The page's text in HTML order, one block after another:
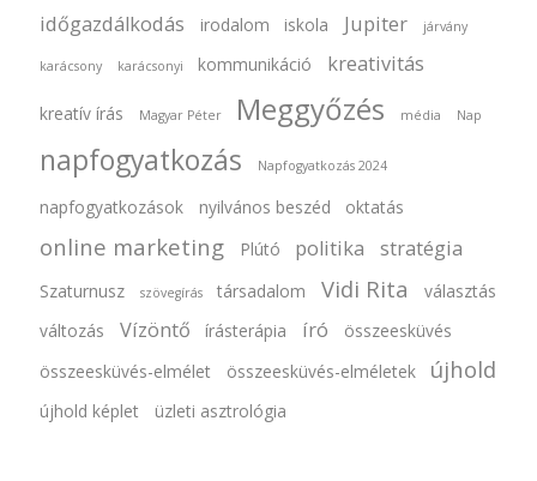
időgazdálkodás
irodalom iskola Jupiter járvány
karácsony karácsonyi kommunikáció kreativitás
kreatív írás Magyar Péter Meggyőzés média Nap
napfogyatkozás Napfogyatkozás 2024
napfogyatkozások nyilvános beszéd oktatás
online marketing Plútó politika stratégia
Szaturnusz szövegírás társadalom Vidi Rita
választás
változás
Vízöntő írásterápia író
összeesküvés
összeesküvés-elmélet
összeesküvés-elméletek újhold
újhold képlet üzleti asztrológia